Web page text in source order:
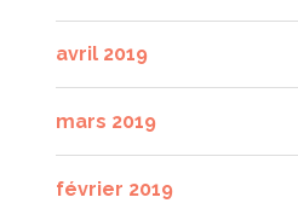
avril 2019
mars 2019
février 2019